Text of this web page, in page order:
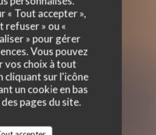
« Tout accepter »,
refuser » ou «
» pour gérer
Vous pouvez
vos choix à tout
cliquant sur l'icône
un cookie en bas
pages du site.